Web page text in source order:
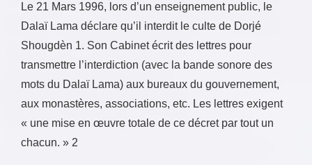
Le 21 Mars 1996, lors d’un enseignement public, le
Dalaï Lama déclare qu’il interdit le culte de Dorjé
Shougdèn 1. Son Cabinet écrit des lettres pour
transmettre l’interdiction (avec la bande sonore des
mots du Dalaï Lama) aux bureaux du gouvernement,
aux monastères, associations, etc. Les lettres exigent
« une mise en œuvre totale de ce décret par tout un
chacun. » 2